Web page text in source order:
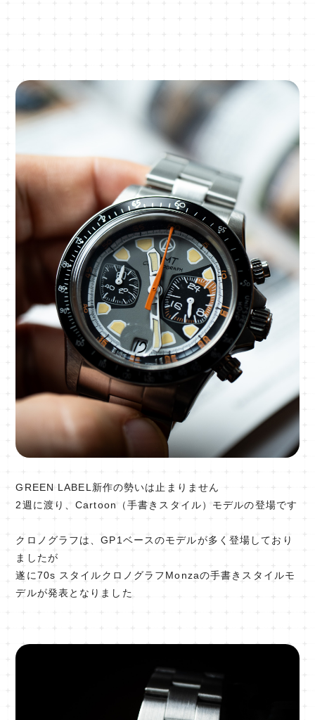
GREEN LABEL新作の勢いは止まりません
2週に渡り、Cartoon（手書きスタイル）モデルの登場です
クロノグラフは、GP1ベースのモデルが多く登場しており
ましたが
遂に70s スタイルクロノグラフMonzaの手書きスタイルモ
デルが発表となりました